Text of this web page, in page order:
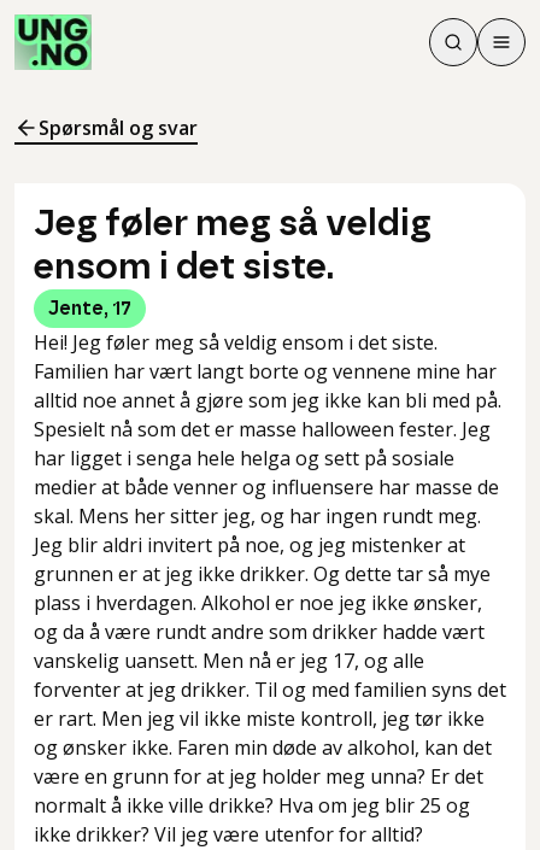
Søk
Søk
Meny
Spørsmål og svar
Jeg føler meg så veldig
ensom i det siste.
Jente, 17
Hei! Jeg føler meg så veldig ensom i det siste.
Familien har vært langt borte og vennene mine har
alltid noe annet å gjøre som jeg ikke kan bli med på.
Spesielt nå som det er masse halloween fester. Jeg
har ligget i senga hele helga og sett på sosiale
medier at både venner og influensere har masse de
skal. Mens her sitter jeg, og har ingen rundt meg.
Jeg blir aldri invitert på noe, og jeg mistenker at
grunnen er at jeg ikke drikker. Og dette tar så mye
plass i hverdagen. Alkohol er noe jeg ikke ønsker,
og da å være rundt andre som drikker hadde vært
vanskelig uansett. Men nå er jeg 17, og alle
forventer at jeg drikker. Til og med familien syns det
er rart. Men jeg vil ikke miste kontroll, jeg tør ikke
og ønsker ikke. Faren min døde av alkohol, kan det
være en grunn for at jeg holder meg unna? Er det
normalt å ikke ville drikke? Hva om jeg blir 25 og
ikke drikker? Vil jeg være utenfor for alltid?